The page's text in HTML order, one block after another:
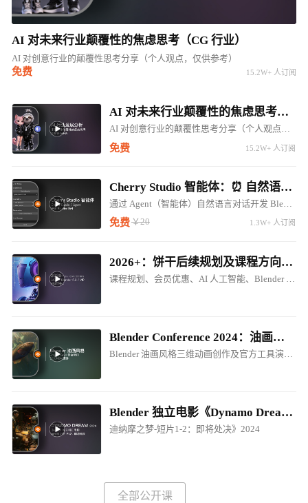
AI 对未来行业颠覆性的焦虑思考（CG 行业）
AI 对创意行业的颠覆性思考分享（个人观点，仅供参考）
免费 15.2W+ 人订阅
AI 对未来行业颠覆性的焦虑思考（CG 行业）
AI 对创意行业的颠覆性思考分享（个人观点，仅供参考）
免费 15.2W+ 人订阅
Cherry Studio 智能体：⏰ 自然语言对话开发 Blender LLM 插件 ⚠️⚠️⚠️
通过 Agent（智能体）自然语言对话开发 Blender 调用 LM Studio 对话插件
免费￥20 1.3W+ 人订阅
2026+：饼干后续规划及课程方向调整（内含惊喜内容...）
课程规划、会员优惠、AI 人工智能、Blender 5.0
Blender Conference 2024：油画风格电影制作创作分享
Blender 油画风格三维动画创作及官方工具演讲！
Blender 独立电影《Dynamo Dream - EP1-P2.Prepare for Execution / 迪纳摩之梦-短片1-2：即将处决》2024
迪纳摩之梦-短片1-2：即将处决》2024
全部公开课